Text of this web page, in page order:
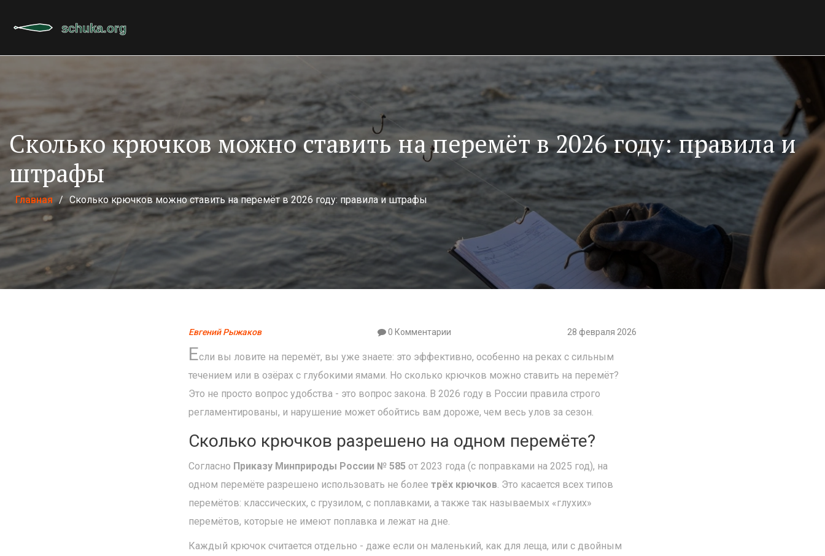
Сколько крючков можно ставить на перемёт в 2026 году: правила и
штрафы
Главная / Сколько крючков можно ставить на перемёт в 2026 году: правила и штрафы
Евгений Рыжаков 0 Комментарии 28 февраля 2026
Если вы ловите на перемёт, вы уже знаете: это эффективно, особенно на реках с сильным
течением или в озёрах с глубокими ямами. Но сколько крючков можно ставить на перемёт?
Это не просто вопрос удобства - это вопрос закона. В 2026 году в России правила строго
регламентированы, и нарушение может обойтись вам дороже, чем весь улов за сезон.
Сколько крючков разрешено на одном перемёте?
Согласно Приказу Минприроды России № 585 от 2023 года (с поправками на 2025 год), на
одном перемёте разрешено использовать не более трёх крючков. Это касается всех типов
перемётов: классических, с грузилом, с поплавками, а также так называемых «глухих»
перемётов, которые не имеют поплавка и лежат на дне.
Каждый крючок считается отдельно - даже если он маленький, как для леща, или с двойным